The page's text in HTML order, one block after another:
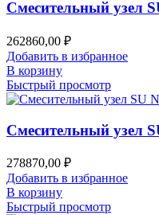
Смесительный узел
262860,00 ₽
Добавить в избранное
В корзину
Быстрый просмотр
Смесительный узел
278870,00 ₽
Добавить в избранное
В корзину
Быстрый просмотр